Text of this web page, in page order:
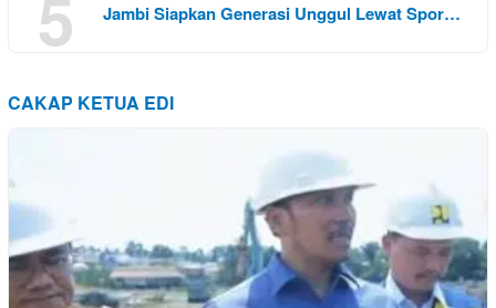
Jambi Siapkan Generasi Unggul Lewat Spor…
CAKAP KETUA EDI